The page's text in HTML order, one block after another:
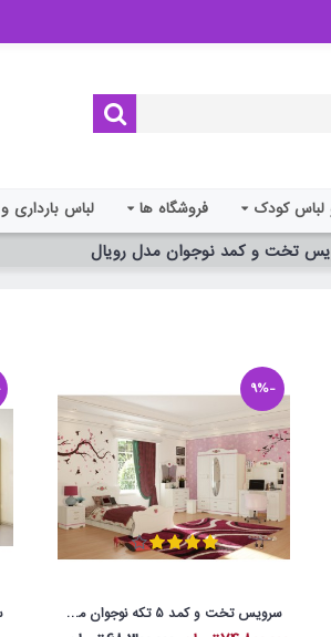
لباس کودک فروشگاه ها لباس بارداری
تخت و کمد نوجوان مدل رویال
-9%
سرویس تخت و کمد 5 تکه نوجوان مدل پرنس